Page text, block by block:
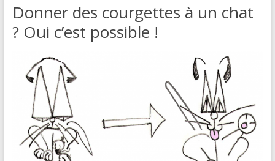
Donner des courgettes à un chat
? Oui c’est possible !